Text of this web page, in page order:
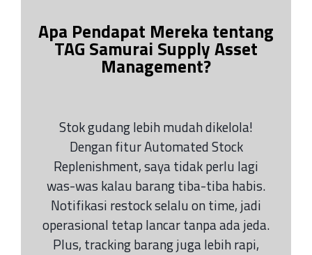
Apa Pendapat Mereka tentang
TAG Samurai Supply Asset
Management?
Stok gudang lebih mudah dikelola!
Dengan fitur Automated Stock
Replenishment, saya tidak perlu lagi
was-was kalau barang tiba-tiba habis.
Notifikasi restock selalu on time, jadi
operasional tetap lancar tanpa ada jeda.
Plus, tracking barang juga lebih rapi,